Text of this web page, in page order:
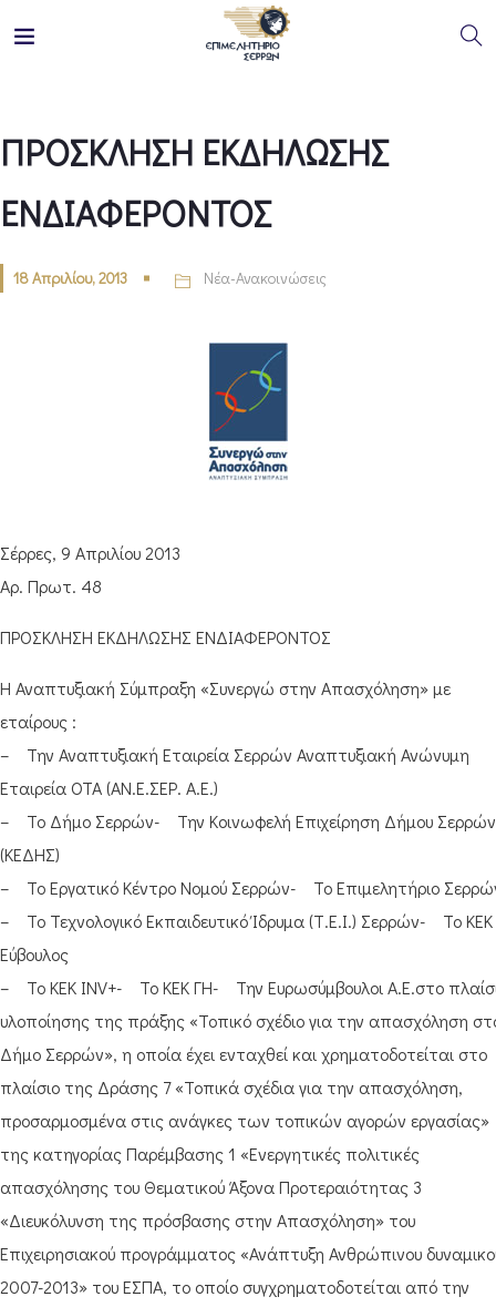
ΠΡΟΣΚΛΗΣΗ ΕΚΔΗΛΩΣΗΣ
ΕΝΔΙΑΦΕΡΟΝΤΟΣ
18 Απριλίου, 2013 Νέα-Ανακοινώσεις
Σέρρες, 9 Απριλίου 2013
Αρ. Πρωτ. 48
ΠΡΟΣΚΛΗΣΗ ΕΚΔΗΛΩΣΗΣ ΕΝΔΙΑΦΕΡΟΝΤΟΣ
Η Αναπτυξιακή Σύμπραξη «Συνεργώ στην Απασχόληση» με
εταίρους :
– Την Αναπτυξιακή Εταιρεία Σερρών Αναπτυξιακή Ανώνυμη
Εταιρεία ΟΤΑ (ΑΝ.Ε.ΣΕΡ. Α.Ε.)
– Το Δήμο Σερρών- Την Κοινωφελή Επιχείρηση Δήμου Σερρών
(ΚΕΔΗΣ)
– Το Εργατικό Κέντρο Νομού Σερρών- Το Επιμελητήριο
– Το Τεχνολογικό Εκπαιδευτικό Ίδρυμα (Τ.Ε.Ι.) Σερρών- Το ΚΕΚ
Εύβουλος
– Το ΚΕΚ INV+- Το ΚΕΚ ΓΗ- Την Ευρωσύμβουλοι Α.Ε.στο
υλοποίησης της πράξης «Τοπικό σχέδιο για την απασχόληση
Δήμο Σερρών», η οποία έχει ενταχθεί και χρηματοδοτείται στο
πλαίσιο της Δράσης 7 «Τοπικά σχέδια για την απασχόληση,
προσαρμοσμένα στις ανάγκες των τοπικών αγορών εργασίας»
της κατηγορίας Παρέμβασης 1 «Ενεργητικές πολιτικές
απασχόλησης του Θεματικού Άξονα Προτεραιότητας 3
«Διευκόλυνση της πρόσβασης στην Απασχόληση» του
Επιχειρησιακού προγράμματος «Ανάπτυξη Ανθρώπινου
2007-2013» του ΕΣΠΑ, το οποίο συγχρηματοδοτείται από την